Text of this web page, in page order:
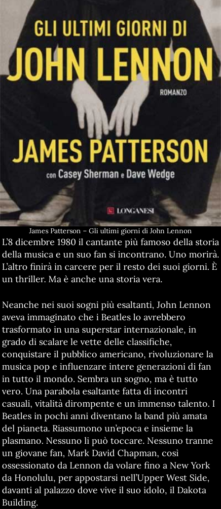
James Patterson – Gli ultimi giorni di John Lennon
L’8 dicembre 1980 il cantante più famoso della storia
della musica e un suo fan si incontrano. Uno morirà.
L’altro finirà in carcere per il resto dei suoi giorni. È
un thriller. Ma è anche una storia vera.
Neanche nei suoi sogni più esaltanti, John Lennon
aveva immaginato che i Beatles lo avrebbero
trasformato in una superstar internazionale, in
grado di scalare le vette delle classifiche,
conquistare il pubblico americano, rivoluzionare la
musica pop e influenzare intere generazioni di fan
in tutto il mondo. Sembra un sogno, ma è tutto
vero. Una parabola esaltante fatta di incontri
casuali, vitalità dirompente e un immenso talento. I
Beatles in pochi anni diventano la band più amata
del pianeta. Riassumono un’epoca e insieme la
plasmano. Nessuno li può toccare. Nessuno tranne
un giovane fan, Mark David Chapman, così
ossessionato da Lennon da volare fino a New York
da Honolulu, per appostarsi nell’Upper West Side,
davanti al palazzo dove vive il suo idolo, il Dakota
Building.